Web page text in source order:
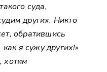
суда,
других. Никто
обратившись
я сужу других!»
хотим